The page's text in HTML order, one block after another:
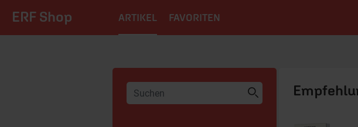
ERF Shop ARTIKEL FAVORITEN